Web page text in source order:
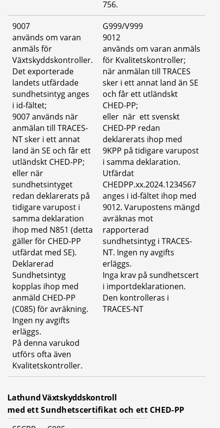
756.
9007
används om varan
anmäls för
Växtskyddskontroller.
Det exporterade
landets utfärdade
sundhetsintyg anges
i id-fältet;
9007 används när
anmälan till TRACES-
NT sker i ett annat
land än SE och får ett
utländskt CHED-PP;
eller när
sundhetsintyget
redan deklarerats på
tidigare varupost i
samma deklaration
ihop med N851 (detta
gäller för CHED-PP
utfärdat med SE).
Deklarerad
Sundhetsintyg
kopplas ihop med
anmäld CHED-PP
(C085) för avräkning.
Ingen ny avgifts
erläggs.
På denna varukod
utförs ofta även
Kvalitetskontroller.
G999/V999
9012
används om varan anmäls
för Kvalitetskontroller;
när anmälan till TRACES
sker i ett annat land än SE
och får ett utländskt
CHED-PP;
eller  när  ett svenskt
CHED-PP redan
deklarerats ihop med
9KPP på tidigare varupost
i samma deklaration.
Utfärdat
CHEDPP.xx.2024.1234567
anges i id-fältet ihop med
9012. Varupostens mängd
avräknas mot
rapporterad
sundhetsintyg i TRACES-
NT. Ingen ny avgifts
erläggs.
Inga krav på sundhetscert
i importdeklarationen.
Den kontrolleras i
TRACES-NT
Lathund Växtskyddskontroll
med ett Sundhetscertifikat och ett CHED-PP